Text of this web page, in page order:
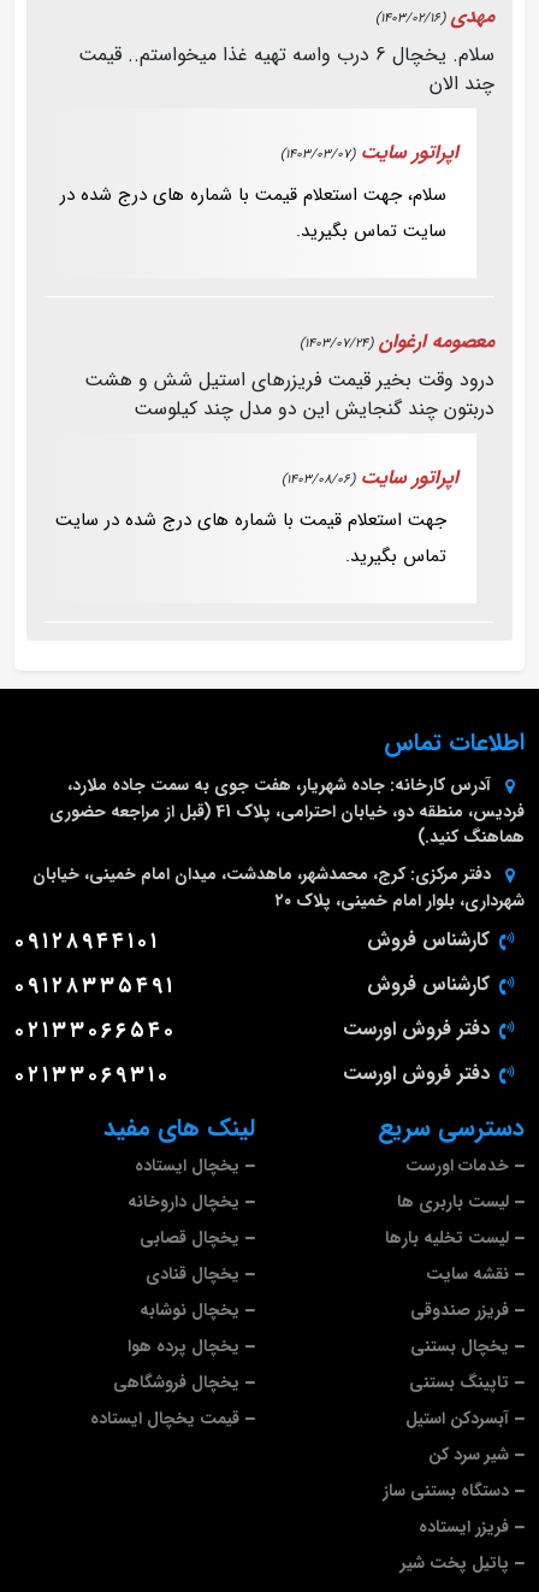
مهدی(1403/02/16)
سلام. یخچال 6 درب واسه تهیه غذا میخواستم.. قیمت
چند الان
اپراتور سایت (1403/03/07)
سلام، جهت استعلام قیمت با شماره های درج شده در
سایت تماس بگیرید.
معصومه ارغوان(1403/07/24)
درود وقت بخیر قیمت فریزرهای استیل شش و هشت
دربتون چند گنجایش این دو مدل چند کیلوست
اپراتور سایت (1403/08/06)
جهت استعلام قیمت با شماره های درج شده در سایت
تماس بگیرید.
لینک های مفید
یخچال ایستاده
یخچال داروخانه
یخچال قصابی
یخچال قنادی
یخچال نوشابه
یخچال پرده هوا
یخچال فروشگاهی
قیمت یخچال ایستاده
دسترسی سریع
خدمات اورست
لیست باربری ها
لیست تخلیه بارها
نقشه سایت
فریزر صندوقی
یخچال بستنی
تاپینگ بستنی
آبسردکن استیل
شیر سرد کن
دستگاه بستنی ساز
فریزر ایستاده
پاتیل پخت شیر
اطلاعات تماس
آدرس کارخانه: جاده شهریار، هفت جوی به سمت جاده ملارد،
فردیس، منطقه دو، خیابان احترامی، پلاک 41 (قبل از مراجعه حضوری
هماهنگ کنید.)
دفتر مرکزی: کرج، محمدشهر، ماهدشت، میدان امام خمینی، خیابان
شهرداری، بلوار امام خمینی، پلاک ۲۰
کارشناس فروش ۰۹۱۲۸۹۴۴۱۰۱
کارشناس فروش ۰۹۱۲۸۳۳۵۴۹۱
دفتر فروش اورست ۰۲۱۳۳۰۶۶۵۴۰
دفتر فروش اورست ۰۲۱۳۳۰۶۹۳۱۰